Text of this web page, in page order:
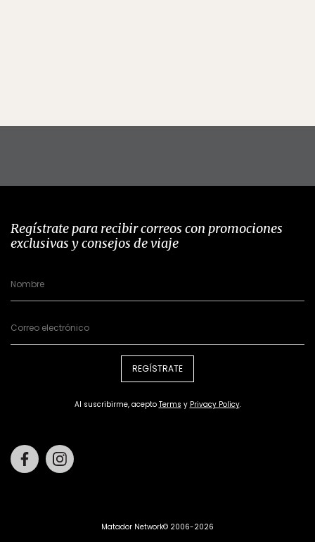
Regístrate para recibir correos con promociones
exclusivas y consejos de viaje
REGÍSTRATE
Al suscribirme, acepto Terms y Privacy Policy.
Facebook
Matador Network© 2006-2026